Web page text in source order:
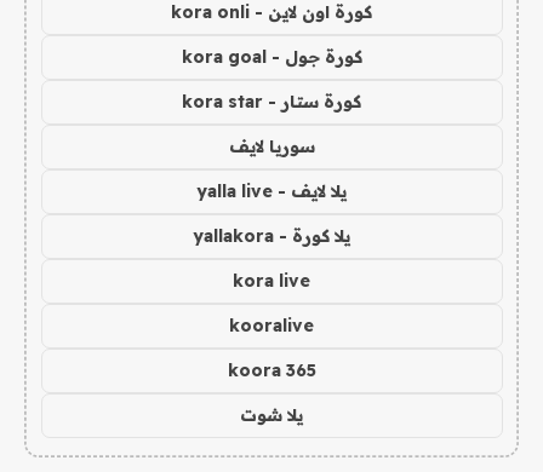
كورة اون لاين - kora onli
كورة جول - kora goal
كورة ستار - kora star
سوريا لايف
يلا لايف - yalla live
يلا كورة - yallakora
kora live
kooralive
koora 365
يلا شوت